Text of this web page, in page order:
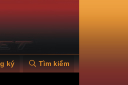
ký Tìm kiếm